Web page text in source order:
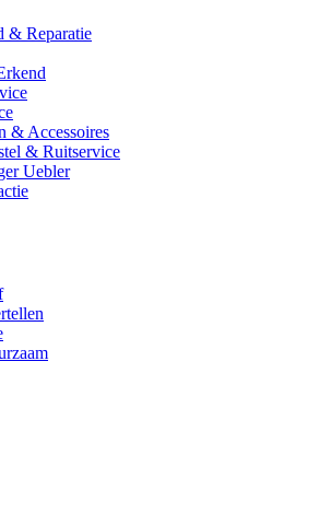
& Reparatie
& Accessoires
& Ruitservice
Uebler